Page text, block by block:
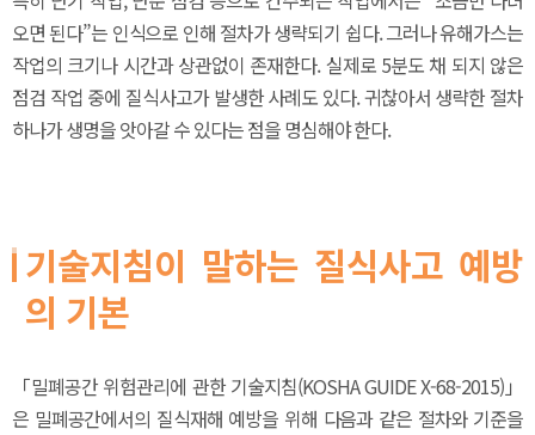
오면 된다”는 인식으로 인해 절차가 생략되기 쉽다. 그러나 유해가스는
작업의 크기나 시간과 상관없이 존재한다. 실제로 5분도 채 되지 않은
점검 작업 중에 질식사고가 발생한 사례도 있다. 귀찮아서 생략한 절차
하나가 생명을 앗아갈 수 있다는 점을 명심해야 한다.
기술지침이 말하는 질식사고 예방
의 기본
「밀폐공간 위험관리에 관한 기술지침(KOSHA GUIDE X-68-2015)」
은 밀폐공간에서의 질식재해 예방을 위해 다음과 같은 절차와 기준을